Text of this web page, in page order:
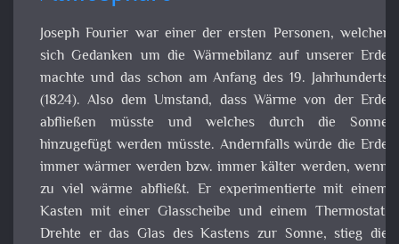
Joseph Fourier war einer der ersten Personen, welcher
Gedanken um die Wärmebilanz auf unserer Erde machte
das schon am Anfang des 19. Jahrhunderts (1824). Also
Umstand, dass Wärme von der Erde abfließen müsste
welches durch die Sonne hinzugefügt werden
Andernfalls würde die Erde immer wärmer werden
immer kälter werden, wenn zu viel wärme abfließt.
experimentierte mit einem Kasten mit einer
und einem Thermostat. Drehte er das Glas des Kastens
Sonne, stieg die Temperatur im Kasten. Drehte er
Fenster von der Sonne weg, fiel die Temperatur